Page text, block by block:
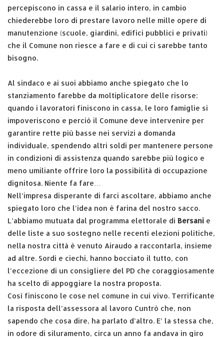
percepiscono in cassa e il salario intero, in cambio
chiederebbe loro di prestare lavoro nelle mille opere di
manutenzione (scuole, giardini, edifici pubblici e privati)
che il Comune non riesce a fare e di cui ci sarebbe tanto
bisogno.
Al sindaco e ai suoi abbiamo anche spiegato che lo
stanziamento farebbe da moltiplicatore delle risorse:
quando i lavoratori finiscono in cassa, le loro famiglie si
impoveriscono e perciò il Comune deve intervenire per
garantire rette più basse nei servizi a domanda
individuale, spendendo altri soldi per mantenere persone
in condizioni di assistenza quando sarebbe più logico e
meno umiliante offrire loro la possibilità di occupazione
dignitosa. Niente fa fare…
Nell’impresa disperante di farci ascoltare, abbiamo anche
spiegato loro che l’idea non è farina del nostro sacco.
L’abbiamo mutuata dal programma elettorale di Bersani e
delle liste a suo sostegno nelle recenti elezioni politiche,
nella nostra città è venuto Airaudo a raccontarla, insieme
ad altre. Sordi e ciechi, hanno bocciato il tutto, con
l’eccezione di un consigliere del PD che coraggiosamente
ha scelto di appoggiare la nostra proposta.
Così finiscono le cose nel comune in cui vivo. Terrificante
la risposta dell’assessora al lavoro Cuntrò che, non
sapendo che cosa dire, ha parlato d’altro. E’ la stessa che,
in odore di siluramento, circa un anno fa andava in giro